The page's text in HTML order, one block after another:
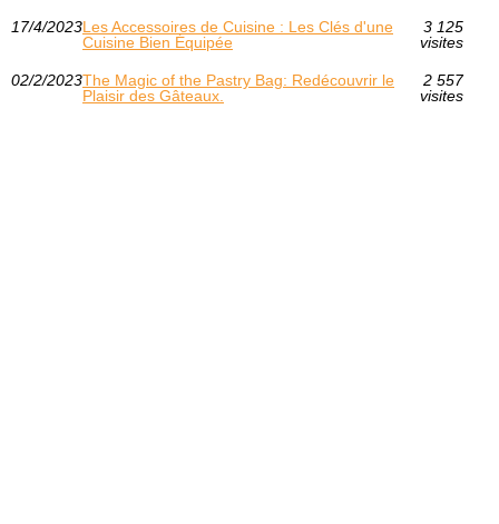
17/4/2023Les Accessoires de Cuisine : Les Clés d'une
Cuisine Bien Équipée
3 125
visites
02/2/2023The Magic of the Pastry Bag: Redécouvrir le
Plaisir des Gâteaux.
2 557
visites